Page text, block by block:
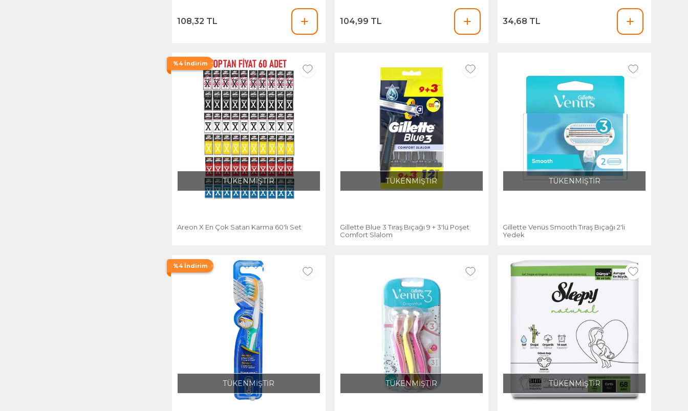
108,32 TL 104,99 TL 34,68 TL
%4 İndirim
TÜKENMİŞTİR
Areon X En Çok Satan Karma 60'lı Set
TÜKENMİŞTİR
Gillette Blue 3 Tıraş Bıçağı 9 + 3'lü Poşet
Comfort Slalom
TÜKENMİŞTİR
Gillette Venüs Smooth Tıraş Bıçağı 2'li
Yedek
%4 İndirim
TÜKENMİŞTİR TÜKENMİŞTİR TÜKENMİŞTİR